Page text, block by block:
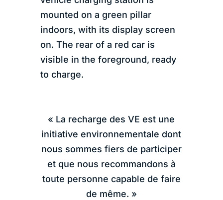
« La recharge des VE est une
initiative environnementale dont
nous sommes fiers de participer
et que nous recommandons à
toute personne capable de faire
de même. »